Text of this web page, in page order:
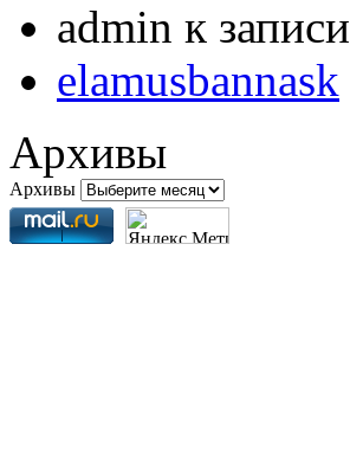
admin к записи
elamusbannask
Архивы
Архивы